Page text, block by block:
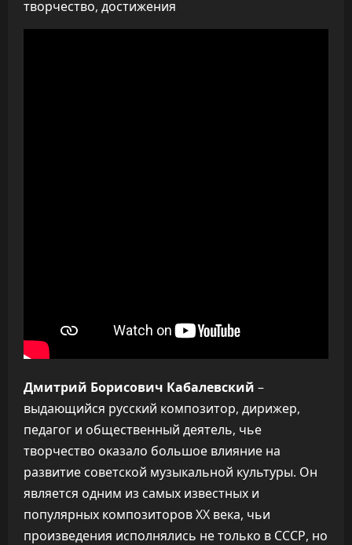
Дмитрий Борисович Кабалевский –
выдающийся русский композитор, дирижер,
педагог и общественный деятель, чье
творчество оказало большое влияние на
развитие советской музыкальной культуры. Он
является одним из самых известных и
популярных композиторов XX века, чьи
произведения исполнялись не только в СССР, но